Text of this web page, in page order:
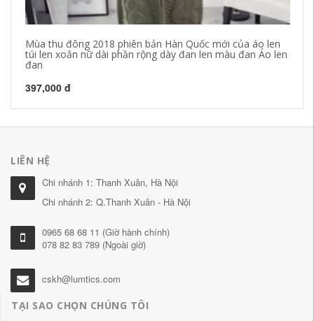
Mùa thu đông 2018 phiên bản Hàn Quốc mới của áo len
túi len xoắn nữ dài phần rộng dày đan len màu đan Áo len
đan
397,000 đ
LIÊN HỆ
Chi nhánh 1: Thanh Xuân, Hà Nội
Chi nhánh 2: Q.Thanh Xuân - Hà Nội
0965 68 68 11 (Giờ hành chính)
078 82 83 789 (Ngoài giờ)
cskh@lumtics.com
TẠI SAO CHỌN CHÚNG TÔI